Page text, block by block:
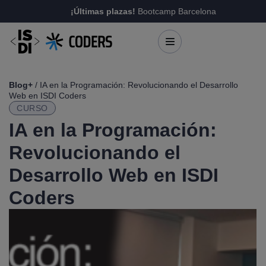
¡Últimas plazas! Bootcamp Barcelona
Blog+ / IA en la Programación: Revolucionando el Desarrollo
Web en ISDI Coders
CURSO
IA en la Programación:
Revolucionando el
Desarrollo Web en ISDI
Coders